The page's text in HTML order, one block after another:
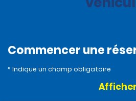
Commencer une
* Indique un champ obligatoire